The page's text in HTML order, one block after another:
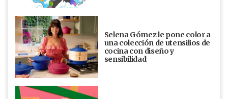
Selena Gómez le pone color a
una colección de utensilios de
cocina con diseño y
sensibilidad